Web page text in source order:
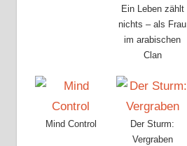
Ein Leben zählt
nichts – als Frau
im arabischen
Clan
Mind Control
Der Sturm:
Vergraben